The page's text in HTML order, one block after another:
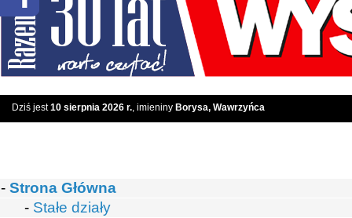
Dziś jest10 sierpnia 2026 r., imieniny Borysa, Wawrzyńca
- Strona Główna
- Stałe działy